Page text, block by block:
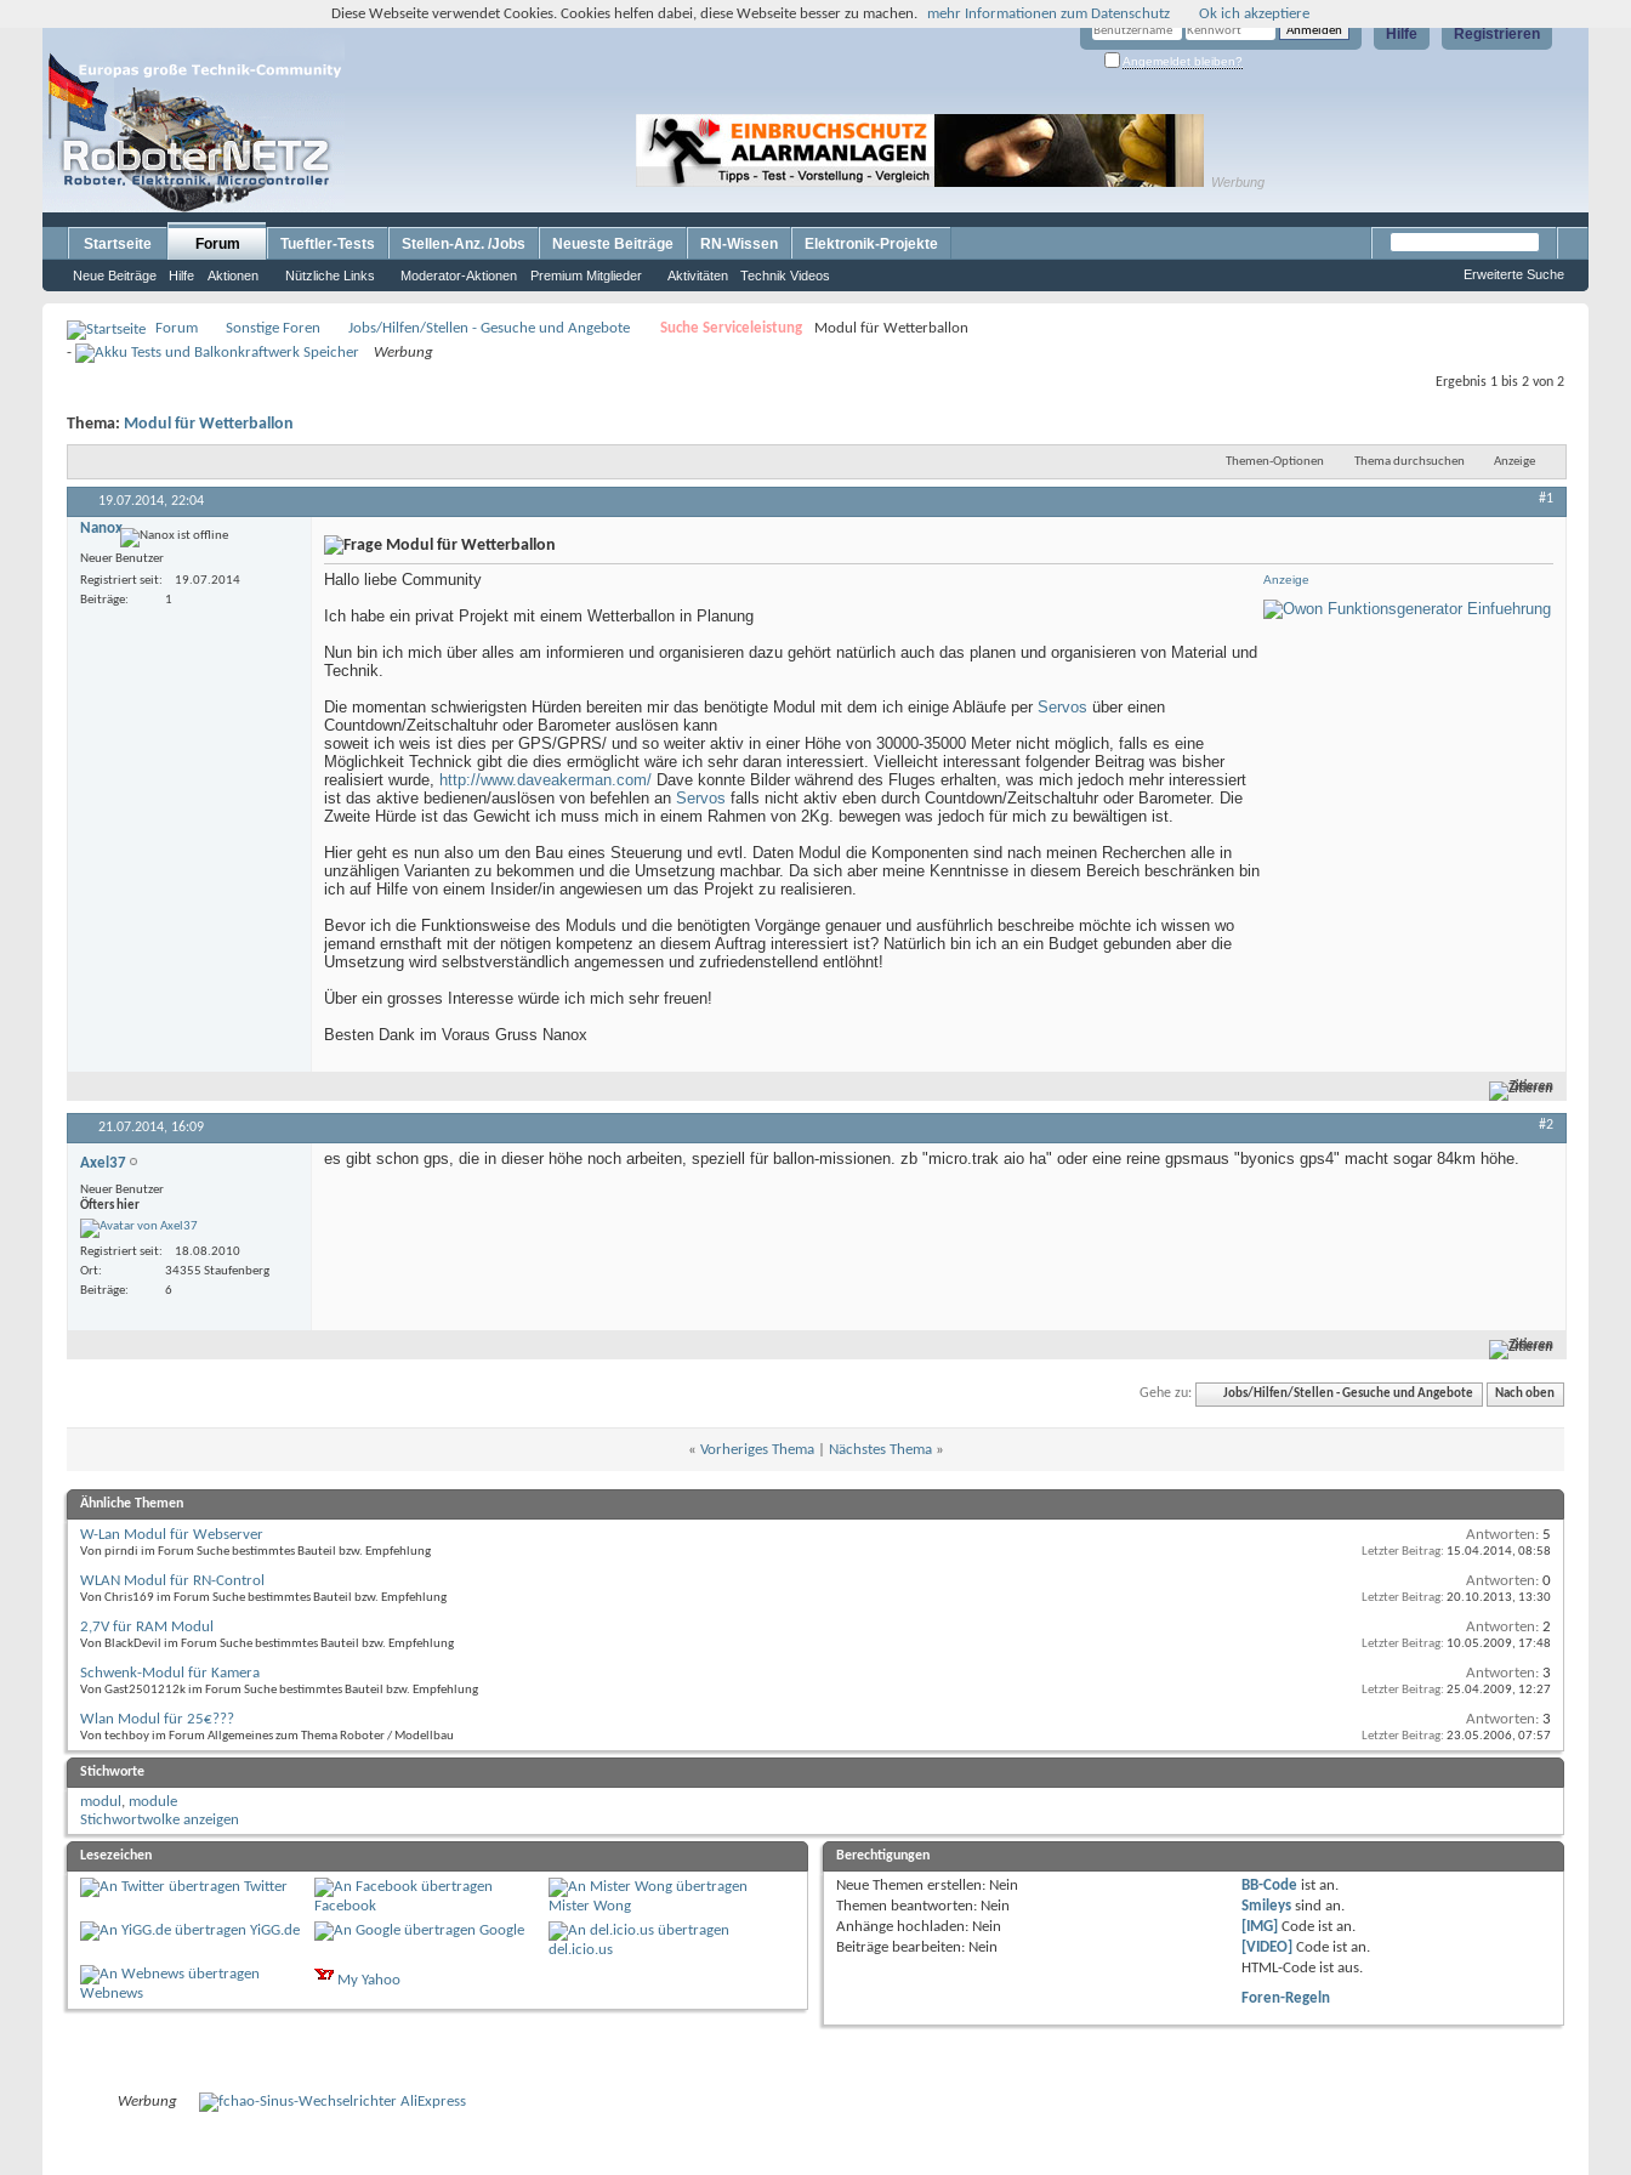
Registrieren
Hilfe
Angemeldet bleiben?
Werbung
Startseite Forum
Neue Beiträge Hilfe Aktionen Nützliche Links Moderator-Aktionen Premium Mitglieder Aktivitäten Technik Videos
Tueftler-Tests Stellen-Anz. /Jobs Neueste Beiträge RN-Wissen Elektronik-Projekte
Erweiterte Suche
Forum Sonstige Foren Jobs/Hilfen/Stellen - Gesuche und Angebote Suche Serviceleistung
Modul für Wetterballon
-
Werbung
Ergebnis 1 bis 2 von 2
Thema: Modul für Wetterballon
Themen-Optionen Thema durchsuchen Anzeige
19.07.2014, 22:04 #1
Nanox
Neuer Benutzer
Registriert seit
19.07.2014
Beiträge
1
Modul für Wetterballon
Anzeige
Hallo liebe Community
Ich habe ein privat Projekt mit einem Wetterballon in Planung
Nun bin ich mich über alles am informieren und organisieren dazu gehört natürlich auch das planen und organisieren von Material und
Technik.
Die momentan schwierigsten Hürden bereiten mir das benötigte Modul mit dem ich einige Abläufe per Servos über einen
Countdown/Zeitschaltuhr oder Barometer auslösen kann
soweit ich weis ist dies per GPS/GPRS/ und so weiter aktiv in einer Höhe von 30000-35000 Meter nicht möglich, falls es eine
Möglichkeit Technick gibt die dies ermöglicht wäre ich sehr daran interessiert. Vielleicht interessant folgender Beitrag was bisher
realisiert wurde, http://www.daveakerman.com/ Dave konnte Bilder während des Fluges erhalten, was mich jedoch mehr interessiert
ist das aktive bedienen/auslösen von befehlen an Servos falls nicht aktiv eben durch Countdown/Zeitschaltuhr oder Barometer. Die
Zweite Hürde ist das Gewicht ich muss mich in einem Rahmen von 2Kg. bewegen was jedoch für mich zu bewältigen ist.
Hier geht es nun also um den Bau eines Steuerung und evtl. Daten Modul die Komponenten sind nach meinen Recherchen alle in
unzähligen Varianten zu bekommen und die Umsetzung machbar. Da sich aber meine Kenntnisse in diesem Bereich beschränken bin
ich auf Hilfe von einem Insider/in angewiesen um das Projekt zu realisieren.
Bevor ich die Funktionsweise des Moduls und die benötigten Vorgänge genauer und ausführlich beschreibe möchte ich wissen wo
jemand ernsthaft mit der nötigen kompetenz an diesem Auftrag interessiert ist? Natürlich bin ich an ein Budget gebunden aber die
Umsetzung wird selbstverständlich angemessen und zufriedenstellend entlöhnt!
Über ein grosses Interesse würde ich mich sehr freuen!
Besten Dank im Voraus Gruss Nanox
Zitieren
21.07.2014, 16:09 #2
Axel37
Neuer Benutzer
Öfters hier
Registriert seit
18.08.2010
Ort
34355 Staufenberg
Beiträge
6
es gibt schon gps, die in dieser höhe noch arbeiten, speziell für ballon-missionen. zb "micro.trak aio ha" oder eine reine gpsmaus "byonics gps4" macht sogar 84km höhe.
Zitieren
Gehe zu: Jobs/Hilfen/Stellen - Gesuche und Angebote Nach oben
« Vorheriges Thema| Nächstes Thema »
Ähnliche Themen
W-Lan Modul für Webserver
Von pirndi im Forum Suche bestimmtes Bauteil bzw. Empfehlung
Antworten: 5
Letzter Beitrag: 15.04.2014, 08:58
WLAN Modul für RN-Control
Von Chris169 im Forum Suche bestimmtes Bauteil bzw. Empfehlung
Antworten: 0
Letzter Beitrag: 20.10.2013, 13:30
2,7V für RAM Modul
Von BlackDevil im Forum Suche bestimmtes Bauteil bzw. Empfehlung
Antworten: 2
Letzter Beitrag: 10.05.2009, 17:48
Schwenk-Modul für Kamera
Von Gast2501212k im Forum Suche bestimmtes Bauteil bzw. Empfehlung
Antworten: 3
Letzter Beitrag: 25.04.2009, 12:27
Wlan Modul für 25€???
Von techboy im Forum Allgemeines zum Thema Roboter / Modellbau
Antworten: 3
Letzter Beitrag: 23.05.2006, 07:57
Stichworte
modul , module
Stichwortwolke anzeigen
Lesezeichen
Twitter
Facebook
Mister Wong
YiGG.de
Google
del.icio.us
Webnews
My Yahoo
Berechtigungen
Neue Themen erstellen: Nein
Themen beantworten: Nein
Anhänge hochladen: Nein
Beiträge bearbeiten: Nein
BB-Code istan.
Smileys sindan.
[IMG] Code istan.
[VIDEO] Code istan.
HTML-Code istaus.
Foren-Regeln
Werbung
Diese Webseite verwendet Cookies. Cookies helfen dabei, diese Webseite besser zu machen. mehr Informationen zum Datenschutz Ok ich akzeptiere